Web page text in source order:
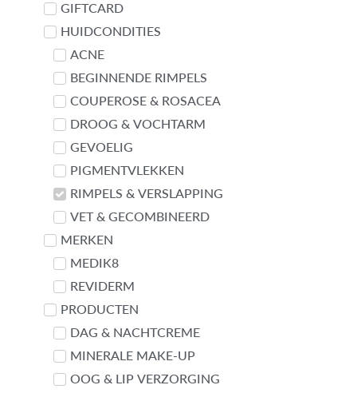
GIFTCARD
HUIDCONDITIES
ACNE
BEGINNENDE RIMPELS
COUPEROSE & ROSACEA
DROOG & VOCHTARM
GEVOELIG
PIGMENTVLEKKEN
RIMPELS & VERSLAPPING
VET & GECOMBINEERD
MERKEN
MEDIK8
REVIDERM
PRODUCTEN
DAG & NACHTCREME
MINERALE MAKE-UP
OOG & LIP VERZORGING